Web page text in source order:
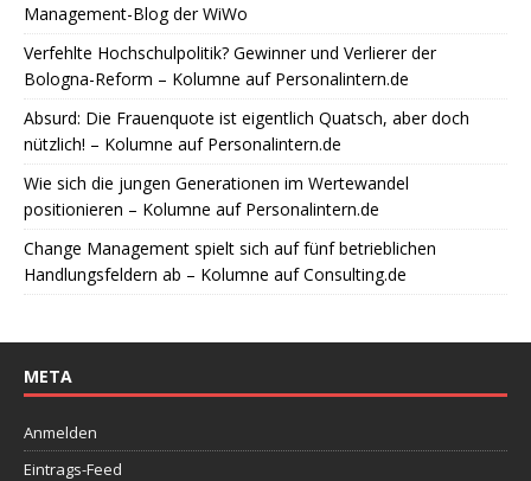
Management-Blog der WiWo
Verfehlte Hochschulpolitik? Gewinner und Verlierer der
Bologna-Reform – Kolumne auf Personalintern.de
Absurd: Die Frauenquote ist eigentlich Quatsch, aber doch
nützlich! – Kolumne auf Personalintern.de
Wie sich die jungen Generationen im Wertewandel
positionieren – Kolumne auf Personalintern.de
Change Management spielt sich auf fünf betrieblichen
Handlungsfeldern ab – Kolumne auf Consulting.de
META
Anmelden
Eintrags-Feed